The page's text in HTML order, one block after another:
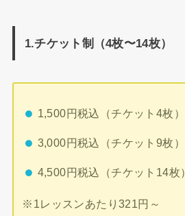
1.チケット制（4枚〜14枚）
1,500円税込（チケット4枚）
3,000円税込（チケット9枚）
4,500円税込（チケット14枚）
※1レッスンあたり321円～